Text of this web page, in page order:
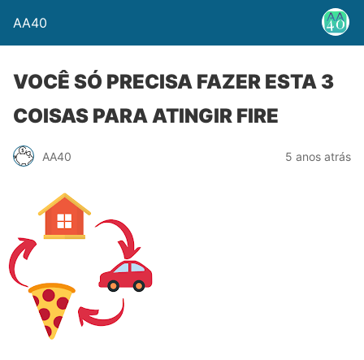
AA40
VOCÊ SÓ PRECISA FAZER ESTA 3
COISAS PARA ATINGIR FIRE
AA40 5 anos atrás